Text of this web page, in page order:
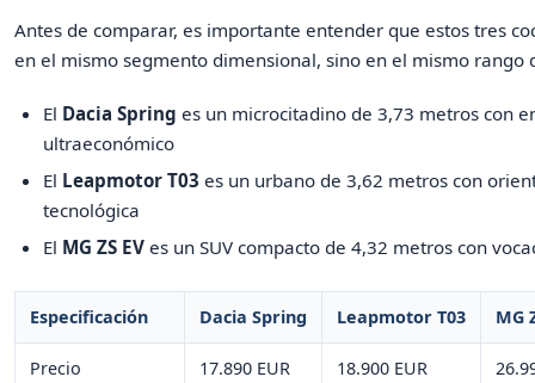
Antes de comparar, es importante entender que estos tres
en el mismo segmento dimensional, sino en el mismo rango
El Dacia Spring es un microcitadino de 3,73 metros con
ultraeconómico
El Leapmotor T03 es un urbano de 3,62 metros con
tecnológica
El MG ZS EV es un SUV compacto de 4,32 metros con
Especificación Dacia Spring Leapmotor T03 MG
Precio 17.890 EUR 18.900 EUR